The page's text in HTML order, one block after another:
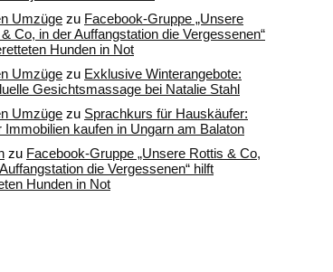
Umzüge zu Facebook-Gruppe „Unsere
Co, in der Auffangstation die Vergessenen“
Hunden in Not
Umzüge zu Exklusive Winterangebote:
Gesichtsmassage bei Natalie Stahl
Umzüge zu Sprachkurs für Hauskäufer:
Immobilien kaufen in Ungarn am Balaton
zu Facebook-Gruppe „Unsere Rottis & Co,
die Vergessenen“ hilft
Hunden in Not